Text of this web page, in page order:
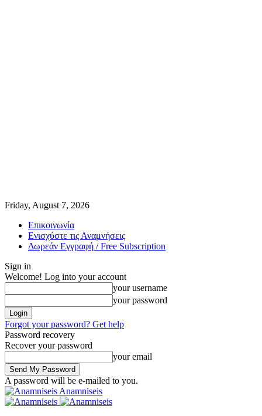
Friday, August 7, 2026
Επικοινωνία
Ενισχύστε τις Αναμνήσεις
Δωρεάν Εγγραφή / Free Subscription
Sign in
Welcome! Log into your account
your username
your password
Forgot your password? Get help
Password recovery
Recover your password
your email
A password will be e-mailed to you.
Anamniseis